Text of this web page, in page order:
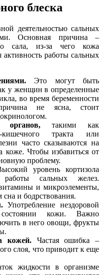
блеска
деятельностью сальных
Основная причина –
сала, из-за чего кожа
активность работы сальных
Это могут быть
у женщин в определенные
во время беременности
не ясна, стоит
органов,такими как
кишечного тракта или
часто сказываются на
Чтобы избавиться от
проблему.
уровень кортизола
работы сальных желез.
и микроэлементы,
сна и бодрствования.
Употребление нездоровой
кожи. Важно
в него овощи, фрукты
кожей. Частая ошибка –
слоя, что приводит к еще
жидкости в организме